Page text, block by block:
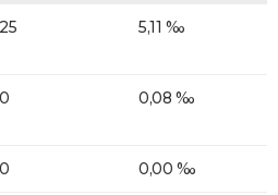
25 5,11 ‰
0 0,08 ‰
0 0,00 ‰